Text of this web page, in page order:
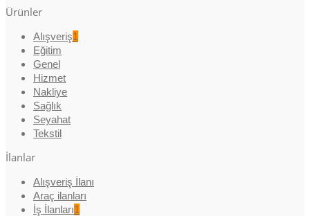
Ürünler
Alışveriş1
Eğitim
Genel
Hizmet
Nakliye
Sağlık
Seyahat
Tekstil
İlanlar
Alışveriş İlanı
Araç ilanları
İş İlanları1